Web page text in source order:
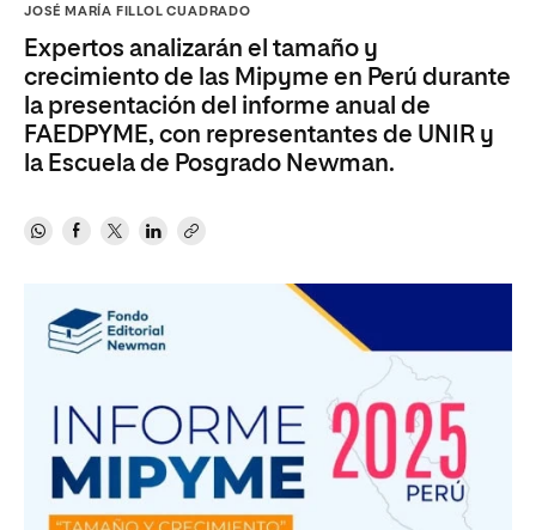
JOSÉ MARÍA FILLOL CUADRADO
Expertos analizarán el tamaño y
crecimiento de las Mipyme en Perú durante
la presentación del informe anual de
FAEDPYME, con representantes de UNIR y
la Escuela de Posgrado Newman.